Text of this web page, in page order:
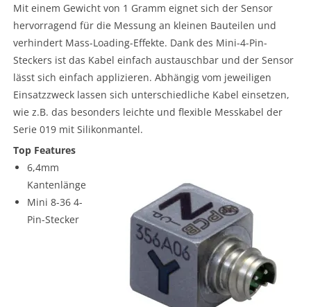
Mit einem Gewicht von 1 Gramm eignet sich der Sensor
hervorragend für die Messung an kleinen Bauteilen und
verhindert Mass-Loading-Effekte. Dank des Mini-4-Pin-
Steckers ist das Kabel einfach austauschbar und der Sensor
lässt sich einfach applizieren. Abhängig vom jeweiligen
Einsatzzweck lassen sich unterschiedliche Kabel einsetzen,
wie z.B. das besonders leichte und flexible Messkabel der
Serie 019 mit Silikonmantel.
Top Features
6,4mm
Kantenlänge
Mini 8-36 4-
Pin-Stecker